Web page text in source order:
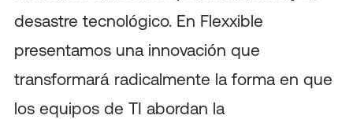
desastre tecnológico. En Flexxible
presentamos una innovación que
transformará radicalmente la forma en que
los equipos de TI abordan la